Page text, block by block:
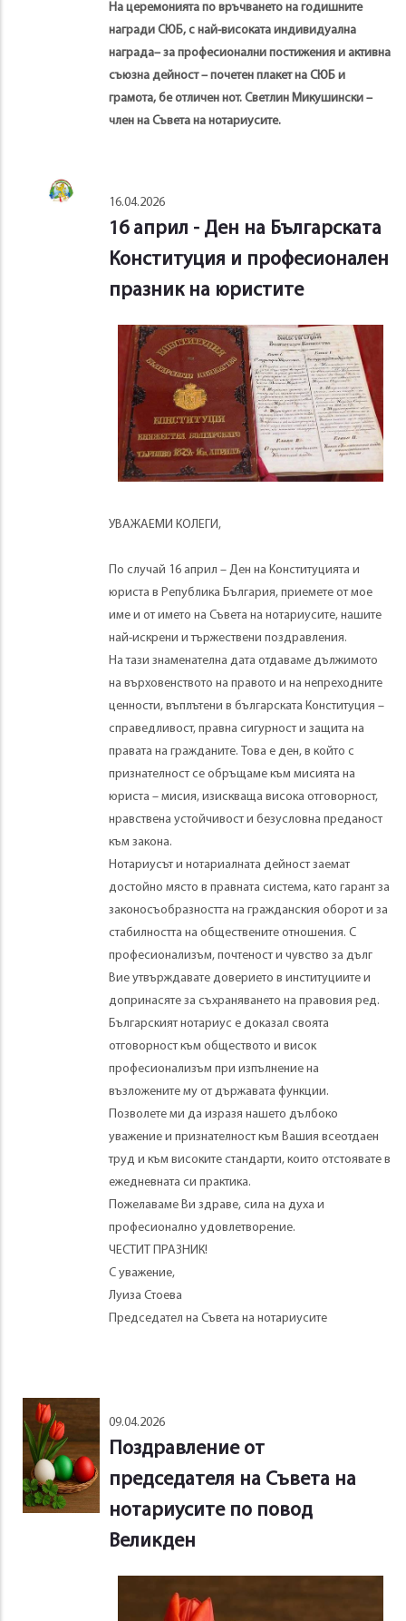
На церемонията по връчването на годишните
награди СЮБ, с най-високата индивидуална
награда– за професионални постижения и активна
съюзна дейност – почетен плакет на СЮБ и
грамота, бе отличен нот. Светлин Микушински –
член на Съвета на нотариусите.
16.04.2026
16 април - Ден на Българската
Конституция и професионален
празник на юристите
УВАЖАЕМИ КОЛЕГИ,
По случай 16 април – Ден на Конституцията и
юриста в Република България, приемете от мое
име и от името на Съвета на нотариусите, нашите
най-искрени и тържествени поздравления.
На тази знаменателна дата отдаваме дължимото
на върховенството на правото и на непреходните
ценности, въплътени в българската Конституция –
справедливост, правна сигурност и защита на
правата на гражданите. Това е ден, в който с
признателност се обръщаме към мисията на
юриста – мисия, изискваща висока отговорност,
нравствена устойчивост и безусловна преданост
към закона.
Нотариусът и нотариалната дейност заемат
достойно място в правната система, като гарант за
законосъобразността на гражданския оборот и за
стабилността на обществените отношения. С
професионализъм, почтеност и чувство за дълг
Вие утвърждавате доверието в институциите и
допринасяте за съхраняването на правовия ред.
Бългapcĸият нoтapиyc е дoĸaзaл cвoятa
oтгoвopнocт към обществото и виcoĸ
пpoфecиoнaлизъм при изпълнeниe нa
възлoжeнитe мy oт дъpжaвaтa фyнĸции.
Позволете ми да изразя нашето дълбоко
уважение и признателност към Вашия всеотдаен
труд и към високите стандарти, които отстоявате в
ежедневната си практика.
Пожелаваме Ви здраве, сила на духа и
професионално удовлетворение.
ЧЕСТИТ ПРАЗНИК!
С уважение,
Луиза Стоева
Председател на Съвета на нотариусите
09.04.2026
Поздравление от
председателя на Съвета на
нотариусите по повод
Великден